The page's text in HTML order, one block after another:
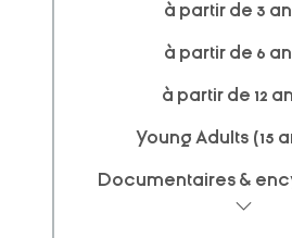
à partir de 3
à partir de 6
à partir de 12
Young Adults (15
Documentaires &